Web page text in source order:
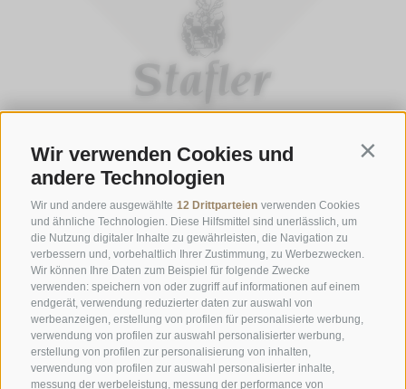
Wir verwenden Cookies und
andere Technologien
Wir und andere ausgewählte 12 Drittparteien verwenden Cookies
und ähnliche Technologien. Diese Hilfsmittel sind unerlässlich, um
die Nutzung digitaler Inhalte zu gewährleisten, die Navigation zu
verbessern und, vorbehaltlich Ihrer Zustimmung, zu Werbezwecken.
Wir können Ihre Daten zum Beispiel für folgende Zwecke
verwenden: speichern von oder zugriff auf informationen auf einem
endgerät, verwendung reduzierter daten zur auswahl von
werbeanzeigen, erstellung von profilen für personalisierte werbung,
verwendung von profilen zur auswahl personalisierter werbung,
erstellung von profilen zur personalisierung von inhalten,
verwendung von profilen zur auswahl personalisierter inhalte,
messung der werbeleistung, messung der performance von
ÖFFNUNGSZEITEN GASTHOFSTUBE
Samstag, Sonntag und an Feiertagen:12:00 bis 14:00 Uhr & 19:00
bis 21:00 Uhr
ÖFFNUNGSZEITEN GOURMETSTUBE EINHORN
Donnerstag bis Montag:18:45 Uhr bis 19:45 Uhr (letzte
Bestellannahme)
Ruhetag:Dienstag & Mittwoch